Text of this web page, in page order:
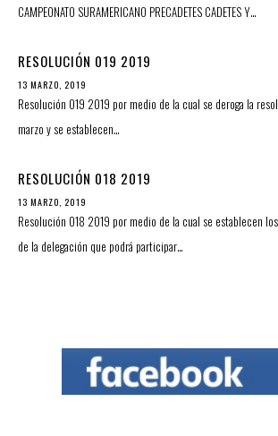
CAMPEONATO SURAMERICANO PRECADETES CADETES Y…
RESOLUCIÓN 019 2019
13 MARZO, 2019
Resolución 019 2019 por medio de la cual se deroga la
marzo y se establecen…
RESOLUCIÓN 018 2019
13 MARZO, 2019
Resolución 018 2019 por medio de la cual se establecen
de la delegación que podrá participar…